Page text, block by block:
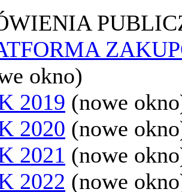
okno)
2019 (nowe
2020 (nowe
2021 (nowe
2022 (nowe